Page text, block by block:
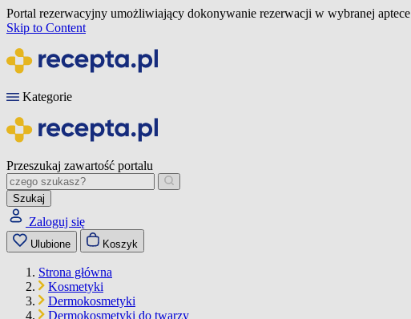
Portal rezerwacyjny umożliwiający dokonywanie rezerwacji w wybranej aptece
Skip to Content
Kategorie
Przeszukaj zawartość portalu
Szukaj
Zaloguj się
Ulubione Koszyk
Strona główna
Kosmetyki
Dermokosmetyki
Dermokosmetyki do twarzy